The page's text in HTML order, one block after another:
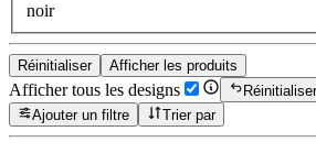
noir
Réinitialiser Afficher les produits
Afficher tous les designs
Ajouter un filtre
Trier par